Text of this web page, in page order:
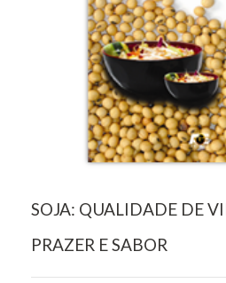
SOJA: QUALIDADE DE
PRAZER E SABOR